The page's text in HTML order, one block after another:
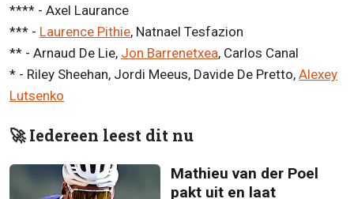
**** - Axel Laurance
*** - Laurence Pithie, Natnael Tesfazion
** - Arnaud De Lie, Jon Barrenetxea, Carlos Canal
* - Riley Sheehan, Jordi Meeus, Davide De Pretto, Alexey
Lutsenko
🚀 Iedereen leest dit nu
Mathieu van der Poel
pakt uit en laat